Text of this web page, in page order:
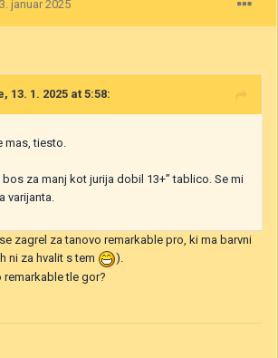
januar 2025
13. 1. 2025 at 5:58:
mas, tiesto.
bos za manj kot jurija dobil 13+” tablico. Se mi
varijanta.
zagrel za tanovo remarkable pro, ki ma barvni
ni za hvalit s tem
).
tle gor?